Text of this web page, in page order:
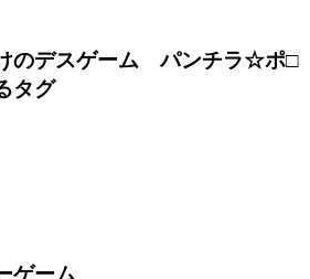
のデスゲーム パンチラ☆ポ□
タグ